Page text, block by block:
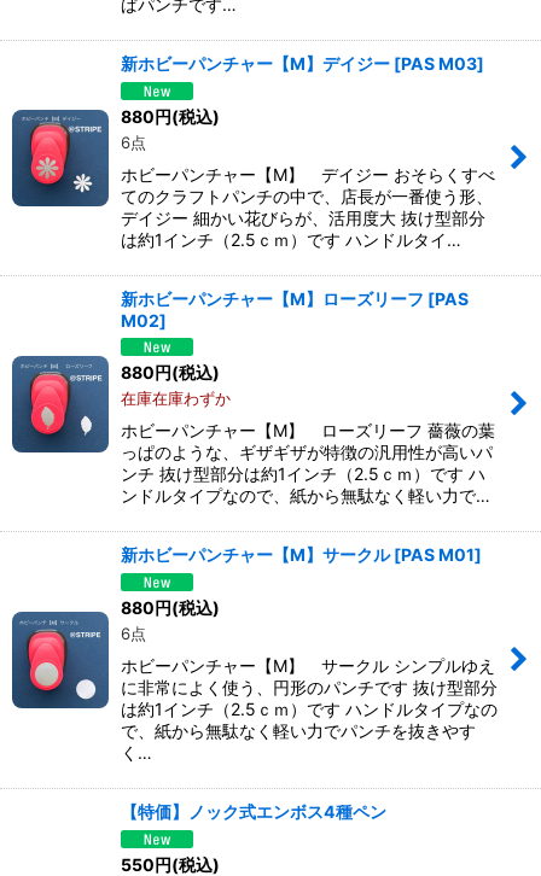
ぱパンチです…
新ホビーパンチャー【M】デイジー [PAS M03]
880円(税込)
6点
ホビーパンチャー【M】 デイジー おそらくすべ
てのクラフトパンチの中で、店長が一番使う形、
デイジー 細かい花びらが、活用度大 抜け型部分
は約1インチ（2.5ｃｍ）です ハンドルタイ…
新ホビーパンチャー【M】ローズリーフ [PAS
M02]
880円(税込)
在庫在庫わずか
ホビーパンチャー【M】 ローズリーフ 薔薇の葉
っぱのような、ギザギザが特徴の汎用性が高いパ
ンチ 抜け型部分は約1インチ（2.5ｃｍ）です ハ
ンドルタイプなので、紙から無駄なく軽い力で…
新ホビーパンチャー【M】サークル [PAS M01]
880円(税込)
6点
ホビーパンチャー【M】 サークル シンプルゆえ
に非常によく使う、円形のパンチです 抜け型部分
は約1インチ（2.5ｃｍ）です ハンドルタイプなの
で、紙から無駄なく軽い力でパンチを抜きやす
く…
【特価】ノック式エンボス4種ペン
550円(税込)